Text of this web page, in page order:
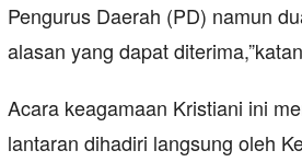
Pengurus Daerah (PD) namun
alasan yang dapat
Acara keagamaan Kristiani ini
lantaran dihadiri langsung oleh